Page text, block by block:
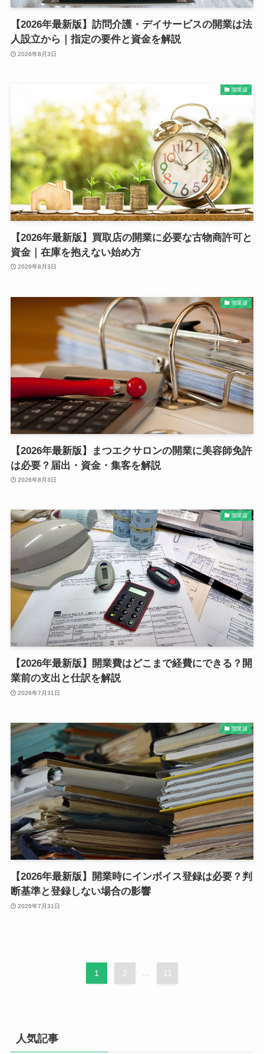
【2026年最新版】訪問介護・デイサービスの開業は法
人設立から｜指定の要件と資金を解説
2026年8月3日
開業届
【2026年最新版】買取店の開業に必要な古物商許可と
資金｜在庫を抱えない始め方
2026年8月3日
開業届
【2026年最新版】まつエクサロンの開業に美容師免許
は必要？届出・資金・集客を解説
2026年8月3日
開業届
【2026年最新版】開業費はどこまで経費にできる？開
業前の支出と仕訳を解説
2026年7月31日
開業届
【2026年最新版】開業時にインボイス登録は必要？判
断基準と登録しない場合の影響
2026年7月31日
1 2 ... 11
人気記事